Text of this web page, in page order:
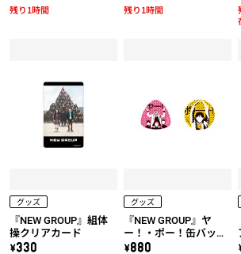
残り1時間
残り1時間
グッズ
『NEW GROUP』組体
操クリアカード
\330
グッズ
『NEW GROUP』ヤ
ー！・ポー！缶バッジ
セット
\880